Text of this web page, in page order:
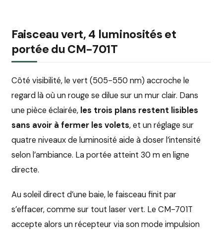
Faisceau vert, 4 luminosités et
portée du CM-701T
Côté visibilité, le vert (505-550 nm) accroche le
regard là où un rouge se dilue sur un mur clair. Dans
une pièce éclairée, les trois plans restent lisibles
sans avoir à fermer les volets, et un réglage sur
quatre niveaux de luminosité aide à doser l’intensité
selon l’ambiance. La portée atteint 30 m en ligne
directe.
Au soleil direct d’une baie, le faisceau finit par
s’effacer, comme sur tout laser vert. Le CM-701T
accepte alors un récepteur via son mode impulsion